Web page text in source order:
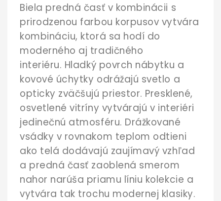
Biela predná časť v kombinácii s
prirodzenou farbou korpusov vytvára
kombináciu, ktorá sa hodí do
moderného aj tradičného
interiéru. Hladký povrch nábytku a
kovové úchytky odrážajú svetlo a
opticky zväčšujú priestor. Presklené,
osvetlené vitríny vytvárajú v interiéri
jedinečnú atmosféru. Drážkované
vsádky v rovnakom teplom odtieni
ako telá dodávajú zaujímavý vzhľad
a predná časť zaoblená smerom
nahor narúša priamu líniu kolekcie a
vytvára tak trochu modernej klasiky.